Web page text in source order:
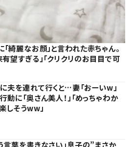
綺麗なお顔」と言われた赤ちゃん。
すぎる」「クリクリのお目目で可
夫を連れて行くと…妻「おーいw」
動に「奥さん美人！」「めっちゃわか
しそうww」
言葉を書きなさい」息子の”まさか